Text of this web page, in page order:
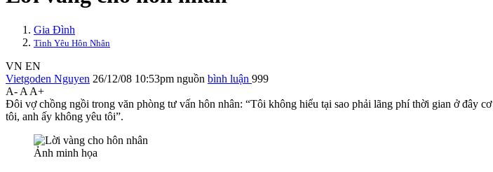
Gia Đình
Tình Yêu Hôn Nhân
VN EN
Vietgoden Nguyen 26/12/08 10:53pm nguồn bình luận 999
A- A A+
Đôi vợ chồng ngồi trong văn phòng tư vấn hôn nhân: “Tôi không hiểu tại sao phải lãng phí thời gian ở đây
tôi, anh ấy không yêu tôi”.
Ảnh minh họa